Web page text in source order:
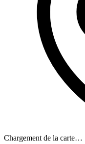
Chargement de la carte…